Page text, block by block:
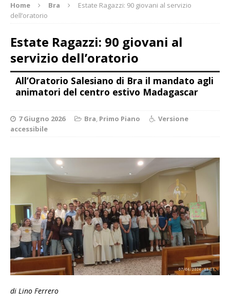
Home Bra
Estate Ragazzi: 90 giovani al servizio
dell’oratorio
Estate Ragazzi: 90 giovani al
servizio dell’oratorio
All’Oratorio Salesiano di Bra il mandato agli
animatori del centro estivo Madagascar
7 Giugno 2026 Bra, Primo Piano
Versione
accessibile
di Lino Ferrero